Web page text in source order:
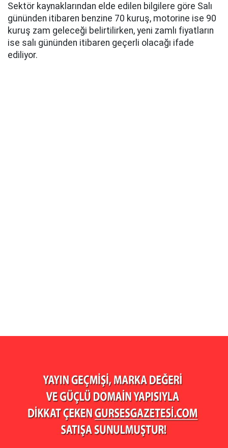
Sektör kaynaklarından elde edilen bilgilere göre Salı
gününden itibaren benzine 70 kuruş, motorine ise 90
kuruş zam geleceği belirtilirken, yeni zamlı fiyatların
ise salı gününden itibaren geçerli olacağı ifade
ediliyor.